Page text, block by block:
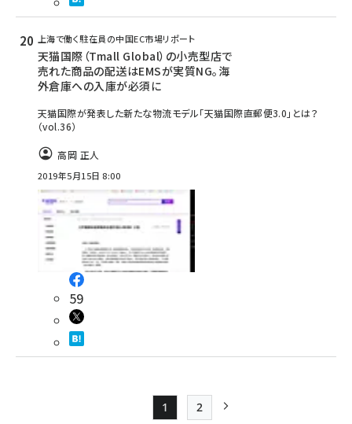
上海で働く駐在員の中国EC市場リポート
天猫国際（Tmall Global）の小売型店で
売れた商品の配送はEMSが実質NG。海
外倉庫への入庫が必須に
天猫国際が発表した新たな物流モデル「天猫国際直郵便3.0」とは？
（vol.36）
高岡 正人
2019年5月15日 8:00
59
Page
1
Page
2